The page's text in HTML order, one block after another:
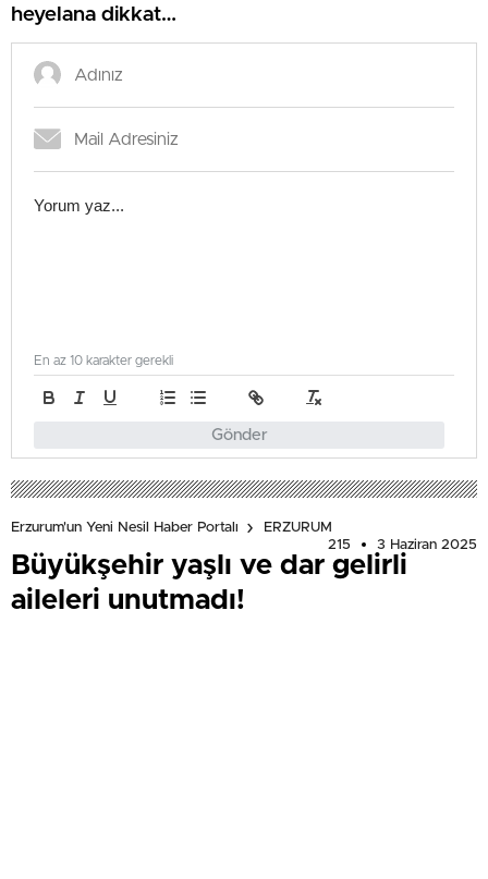
heyelana dikkat…
Gönder
En az 10 karakter gerekli
Erzurum'un Yeni Nesil Haber Portalı
ERZURUM
215
3 Haziran 2025
Büyükşehir yaşlı ve dar gelirli
aileleri unutmadı!